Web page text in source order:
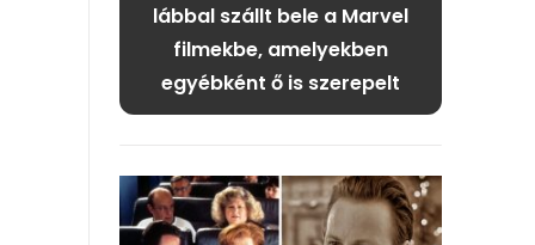
lábbal szállt bele a Marvel
filmekbe, amelyekben
egyébként ő is szerepelt